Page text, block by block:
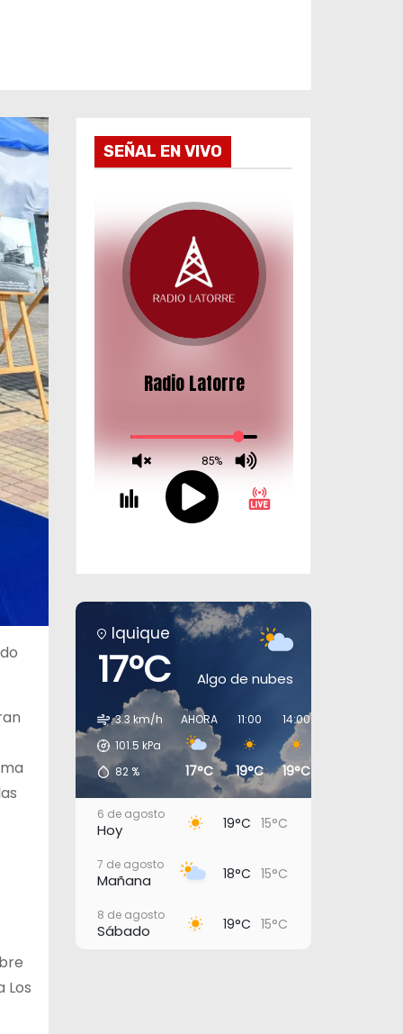
Los
SEÑAL EN VIVO
Iquique
17°C Algo de nubes
3.3 km/h
101.5 kPa
82%
AHORA
17°C
11:00
19°C
14:00
19°C
6 de agosto
Hoy 19°C 15°C
7 de agosto
Mañana 18°C 15°C
8 de agosto
Sábado 19°C 15°C